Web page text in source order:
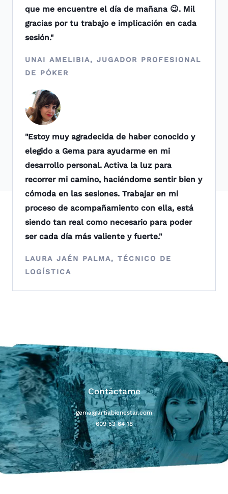
que me encuentre el día de mañana 😉. Mil
gracias por tu trabajo e implicación en cada
sesión."
UNAI AMELIBIA, JUGADOR PROFESIONAL
DE PÓKER ​
"Estoy muy agradecida de haber conocido y
elegido a Gema para ayudarme en mi
desarrollo personal. Activa la luz para
recorrer mi camino, haciéndome sentir bien y
cómoda en las sesiones. Trabajar en mi
proceso de acompañamiento con ella, está
siendo tan real como necesario para poder
ser cada día más valiente y fuerte."
LAURA JAÉN PALMA, TÉCNICO DE
LOGÍSTICA
Contáctame
gema@artiabienestar.com
609 53 64 18